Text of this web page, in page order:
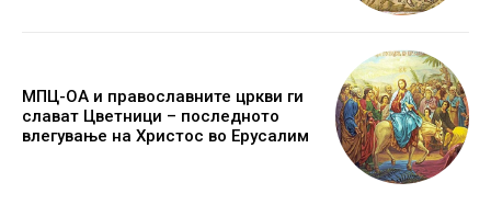
МПЦ-ОА и православните цркви ги
слават Цветници – последното
влегување на Христос во Ерусалим